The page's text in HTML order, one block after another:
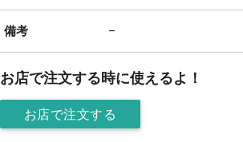
備考 –
お店で注文する時に使えるよ！
お店で注文する